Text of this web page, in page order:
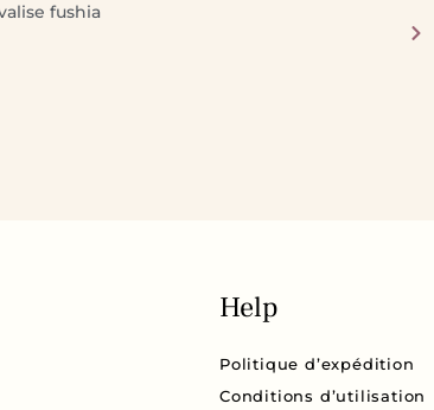
fushia
Help
Politique d’expédition
Conditions d’utilisation